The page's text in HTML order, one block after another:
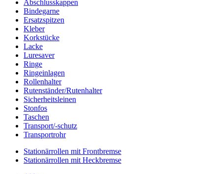
Abschlusskappen
Bindegarne
Ersatzspitzen
Kleber
Korkstücke
Lacke
Luresaver
Ringe
Ringeinlagen
Rollenhalter
Rutenständer/Rutenhalter
Sicherheitsleinen
Stonfos
Taschen
Transport/-schutz
Transportrohr
Stationärrollen mit Frontbremse
Stationärrollen mit Heckbremse